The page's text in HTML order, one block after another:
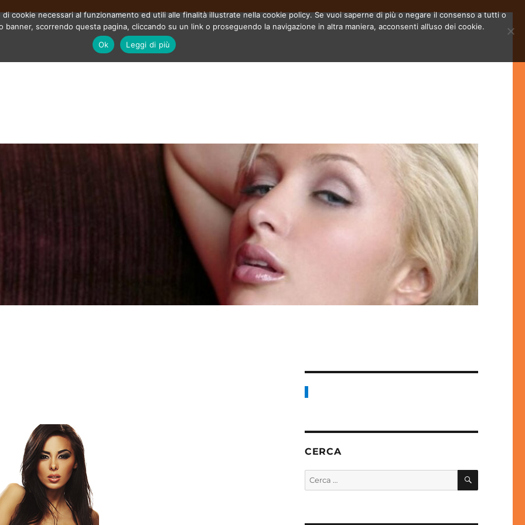
CERCA
Cerca: CERCA
cookie necessari al funzionamento ed utili alle finalità illustrate nella cookie policy. Se vuoi saperne di più o negare il consenso a tutti o
scorrendo questa pagina, cliccando su un link o proseguendo la navigazione in altra maniera, acconsenti all’uso dei cookie.
Ok
Leggi di più